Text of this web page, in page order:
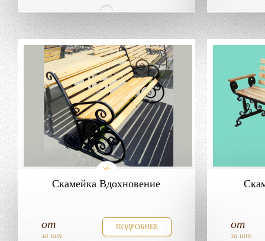
Скамейка Вдохновение
от
за шт.
ПОДРОБНЕЕ от
за шт.